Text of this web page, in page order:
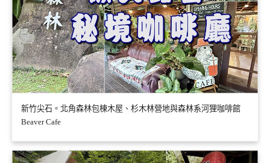
新竹尖石。北角森林包棟木屋、杉木林營地與森林系河狸咖啡館
Beaver Cafe